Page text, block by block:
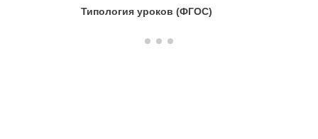
Типология уроков (ФГОС)